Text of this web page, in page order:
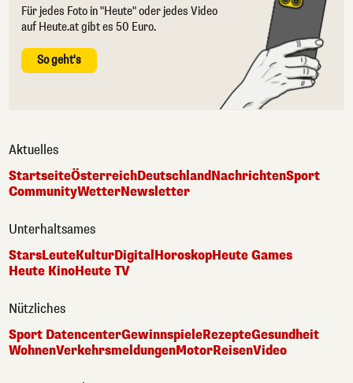
Für jedes Foto in "Heute" oder jedes Video
auf Heute.at gibt es 50 Euro.
So geht's
Aktuelles
StartseiteÖsterreichDeutschlandNachrichtenSport
CommunityWetterNewsletter
Unterhaltsames
StarsLeuteKulturDigital HoroskopHeute Games
Heute KinoHeute TV
Nützliches
Sport DatencenterGewinnspieleRezepteGesundheit
WohnenVerkehrsmeldungenMotorReisenVideo